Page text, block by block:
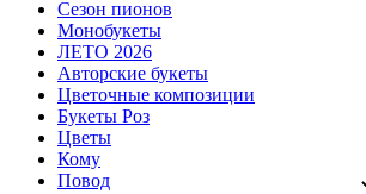
Сезон пионов
Монобукеты
ЛЕТО 2026
Авторские букеты
Цветочные композиции
Букеты Роз
Цветы
Кому
Повод